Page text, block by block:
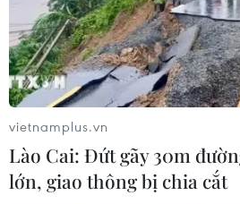
Bắt đối tượng chuyên
điện tại các trạm biến áp
12/07/2019 13:33
Theo phản ánh của Công ty
nhiều trạm biến áp trên địa bàn
vietnamplus.vn
Lào Cai: Đứt gãy 30m
lớn, giao thông bị chia cắt